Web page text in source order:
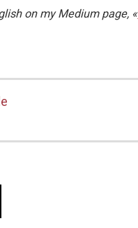
on my Medium page, «